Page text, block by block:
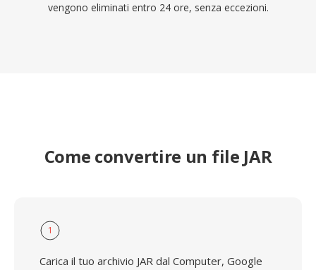
vengono eliminati entro 24 ore, senza eccezioni.
Come convertire un file JAR
1
Carica il tuo archivio JAR dal Computer, Google